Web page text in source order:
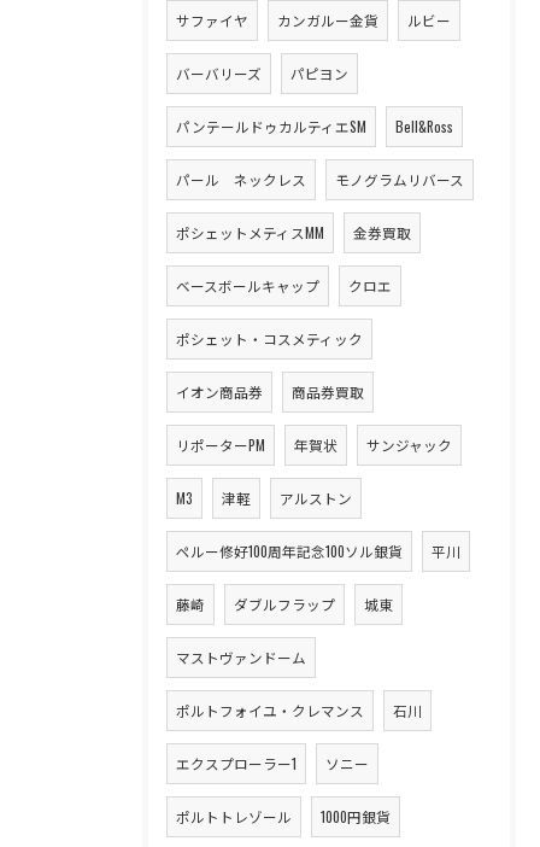
サファイヤ カンガルー金貨 ルビー
バーバリーズ パピヨン
パンテールドゥカルティエSM Bell&Ross
パール ネックレス モノグラムリバース
ポシェットメティスMM 金券買取
ベースボールキャップ クロエ
ポシェット・コスメティック
イオン商品券 商品券買取
リポーターPM 年賀状 サンジャック
M3 津軽 アルストン
ペルー修好100周年記念100ソル銀貨 平川
藤崎 ダブルフラップ 城東
マストヴァンドーム
ポルトフォイユ・クレマンス 石川
エクスプローラー1 ソニー
ポルトトレゾール 1000円銀貨